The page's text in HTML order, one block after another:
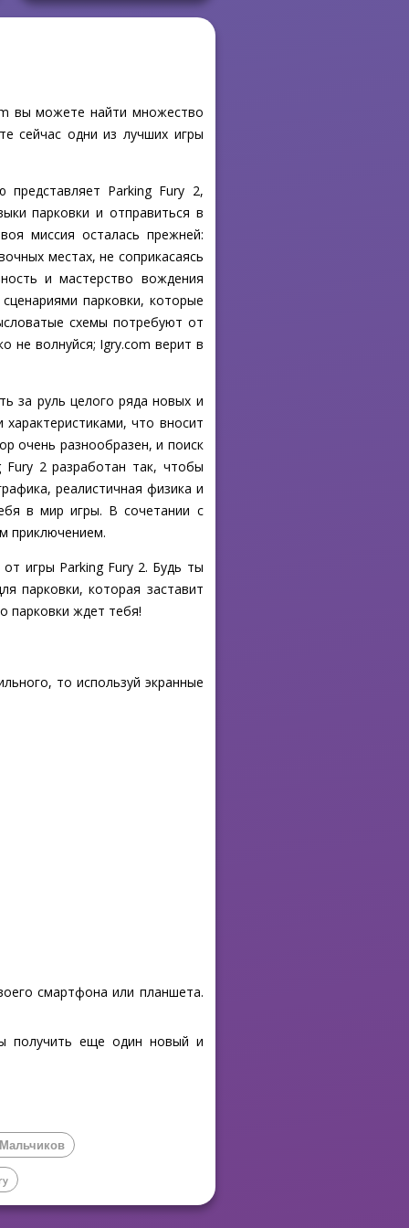
вы можете найти множество
сейчас одни из лучших игры
Parking Fury 2,
парковки и отправиться в
миссия осталась прежней:
местах, не соприкасаясь
и мастерство вождения
парковки, которые
схемы потребуют от
не волнуйся; Igry.com верит в
за руль целого ряда новых и
что вносит
очень разнообразен, и поиск
Fury 2 разработан так, чтобы
реалистичная физика и
в мир игры. В сочетании с
приключением.
игры Parking Fury 2. Будь ты
парковки, которая заставит
парковки ждет тебя!
то используй экранные
смартфона или планшета.
получить еще один новый и